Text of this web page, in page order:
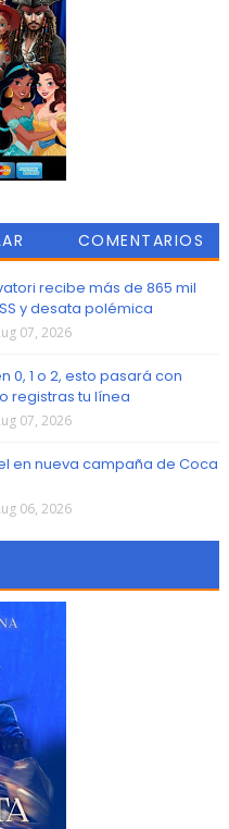
COMENTARIOS
recibe más de 865 mil
y desata polémica
07, 2026
0, 1 o 2, esto pasará con
registras tu línea
07, 2026
en nueva campaña de Coca
06, 2026